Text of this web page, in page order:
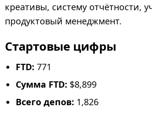
креативы, систему отчётности,
продуктовый менеджмент.
Стартовые цифры
FTD: 771
Сумма FTD: $8,899
Всего депов: 1,826